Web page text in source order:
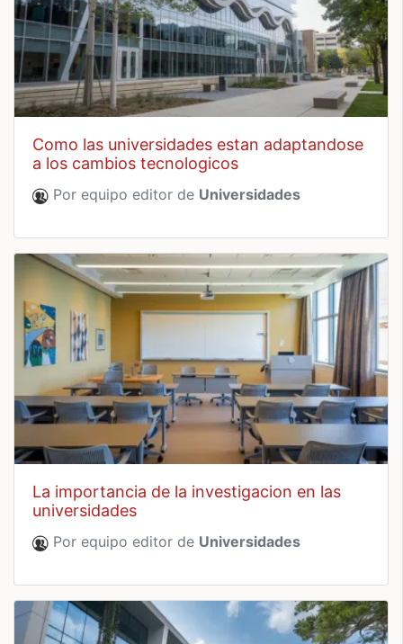
como las universidades estan adaptandose
a los cambios tecnologicos
Por equipo editor de Universidades
la importancia de la investigacion en las
universidades
Por equipo editor de Universidades